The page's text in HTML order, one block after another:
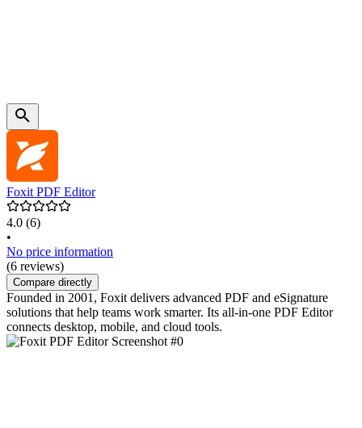
Foxit PDF Editor
4.0 (6)
•
No price information
(6 reviews)
Compare directly
Founded in 2001, Foxit delivers advanced PDF and eSignature
solutions that help teams work smarter. Its all-in-one PDF Editor
connects desktop, mobile, and cloud tools.